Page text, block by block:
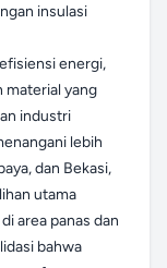
insulasi
energi,
material yang
industri
lebih
dan Bekasi,
utama
area panas dan
bahwa